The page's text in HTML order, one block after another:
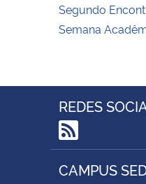
Segundo
Semana
REDES
RSS
CAMPUS